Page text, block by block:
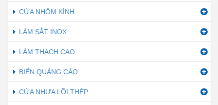
CỬA NHÔM KÍNH
LÀM SẮT INOX
LÀM THẠCH CAO
BIỂN QUẢNG CÁO
CỬA NHỰA LÕI THÉP